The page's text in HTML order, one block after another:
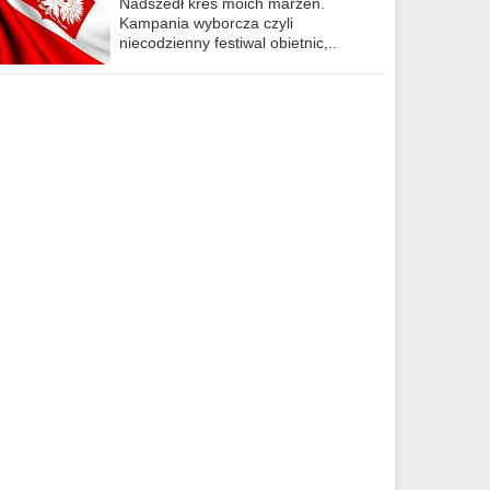
Kampania wyborcza czyli
niecodzienny festiwal obietnic,..